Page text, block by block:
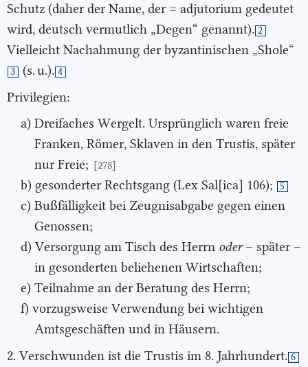
Schutz (daher der Name, der = adjutorium gedeutet
wird, deutsch vermutlich „Degen“ genannt). 2
Vielleicht Nachahmung der byzantinischen „Shole“
3 (s. u.). 4
Privilegien:
a) Dreifaches Wergelt. Ursprünglich waren freie
Franken, Römer, Sklaven in den Trustis, später
nur Freie;
[278]
b) gesonderter Rechtsgang (Lex Sal[ica] 106); 5
c) Bußfälligkeit bei Zeugnisabgabe gegen einen
Genossen;
d) Versorgung am Tisch des Herrn oder– später –
in gesonderten beliehenen Wirtschaften;
e) Teilnahme an der Beratung des Herrn;
f) vorzugsweise Verwendung bei wichtigen
Amtsgeschäften und in Häusern.
2. Verschwunden ist die Trustis im 8. Jahrhundert. 6